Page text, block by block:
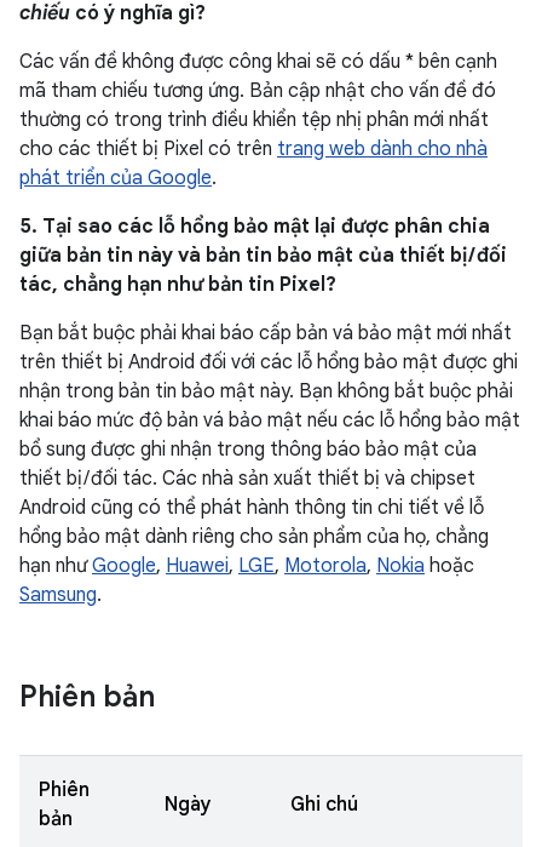
chiếu có ý nghĩa gì?
Các vấn đề không được công khai sẽ có dấu * bên cạnh
mã tham chiếu tương ứng. Bản cập nhật cho vấn đề đó
thường có trong trình điều khiển tệp nhị phân mới nhất
cho các thiết bị Pixel có trên trang web dành cho nhà
phát triển của Google.
5. Tại sao các lỗ hổng bảo mật lại được phân chia
giữa bản tin này và bản tin bảo mật của thiết bị / đối
tác, chẳng hạn như bản tin Pixel?
Bạn bắt buộc phải khai báo cấp bản vá bảo mật mới nhất
trên thiết bị Android đối với các lỗ hổng bảo mật được ghi
nhận trong bản tin bảo mật này. Bạn không bắt buộc phải
khai báo mức độ bản vá bảo mật nếu các lỗ hổng bảo mật
bổ sung được ghi nhận trong thông báo bảo mật của
thiết bị / đối tác. Các nhà sản xuất thiết bị và chipset
Android cũng có thể phát hành thông tin chi tiết về lỗ
hổng bảo mật dành riêng cho sản phẩm của họ, chẳng
hạn nhưGoogle, Huawei, LGE, Motorola, Nokia hoặc
Samsung.
Phiên bản
Phiên
bản
Ngày Ghi chú